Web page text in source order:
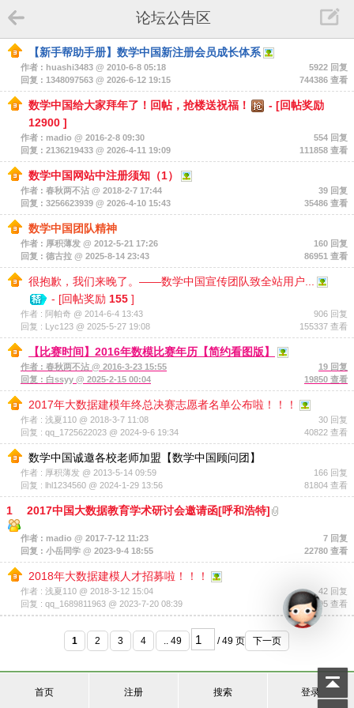
论坛公告区
【新手帮助手册】数学中国新注册会员成长体系
作者 : huashi3483 @ 2010-6-8 05:18
回复 : 1348097563 @ 2026-6-12 19:15
5922 回复
744386 查看
数学中国给大家拜年了！回帖，抢楼送祝福！ - [回帖奖励
12900 ]
作者 : madio @ 2016-2-8 09:30
回复 : 2136219433 @ 2026-4-11 19:09
554 回复
111858 查看
数学中国网站中注册须知（1）
作者 : 春秋两不沾 @ 2018-2-7 17:44
回复 : 3256623939 @ 2026-4-10 15:43
39 回复
35486 查看
数学中国团队精神
作者 : 厚积薄发 @ 2012-5-21 17:26
回复 : 德古拉 @ 2025-8-14 23:43
160 回复
86951 查看
很抱歉，我们来晚了。——数学中国宣传团队致全站用户...
- [回帖奖励 155 ]
作者 : 阿帕奇 @ 2014-6-4 13:43
回复 : Lyc123 @ 2025-5-27 19:08
906 回复
155337 查看
【比赛时间】2016年数模比赛年历【简约看图版】
作者 : 春秋两不沾 @ 2016-3-23 15:55
回复 : 白ssyy @ 2025-2-15 00:04
19 回复
19850 查看
2017年大数据建模年终总决赛志愿者名单公布啦！！！
作者 : 浅夏110 @ 2018-3-7 11:08
回复 : qq_1725622023 @ 2024-9-6 19:34
30 回复
40822 查看
数学中国诚邀各校老师加盟【数学中国顾问团】
作者 : 厚积薄发 @ 2013-5-14 09:59
回复 : lhl1234560 @ 2024-1-29 13:56
166 回复
81804 查看
1 2017中国大数据教育学术研讨会邀请函[呼和浩特]
作者 : madio @ 2017-7-12 11:23
回复 : 小岳同学 @ 2023-9-4 18:55
7 回复
22780 查看
2018年大数据建模人才招募啦！！！
作者 : 浅夏110 @ 2018-3-12 15:04
回复 : qq_1689811963 @ 2023-7-20 08:39
42 回复
40595 查看
1 2 3 4 .. 49 / 49 页 下一页
首页 注册 搜索 登录